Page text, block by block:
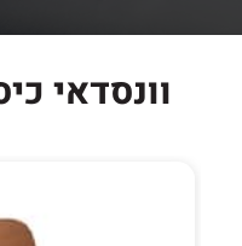
וונסדאי